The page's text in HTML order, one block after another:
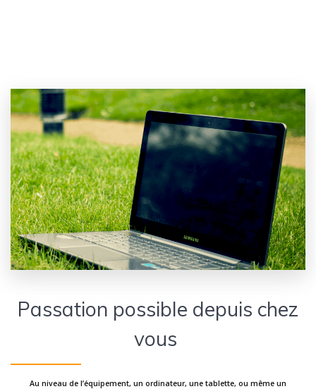
Passation possible depuis chez
vous
Au niveau de l’équipement, un ordinateur, une tablette, ou même un